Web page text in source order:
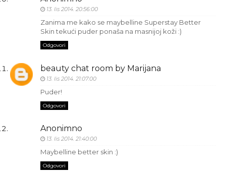
13. lis 2014. 20:56:00
Zanima me kako se maybelline Superstay Better
Skin tekući puder ponaša na masnijoj koži :)
Odgovori
beauty chat room by Marijana
13. lis 2014. 21:07:00
Puder!
Odgovori
Anonimno
13. lis 2014. 21:40:00
Maybelline better skin :)
Odgovori